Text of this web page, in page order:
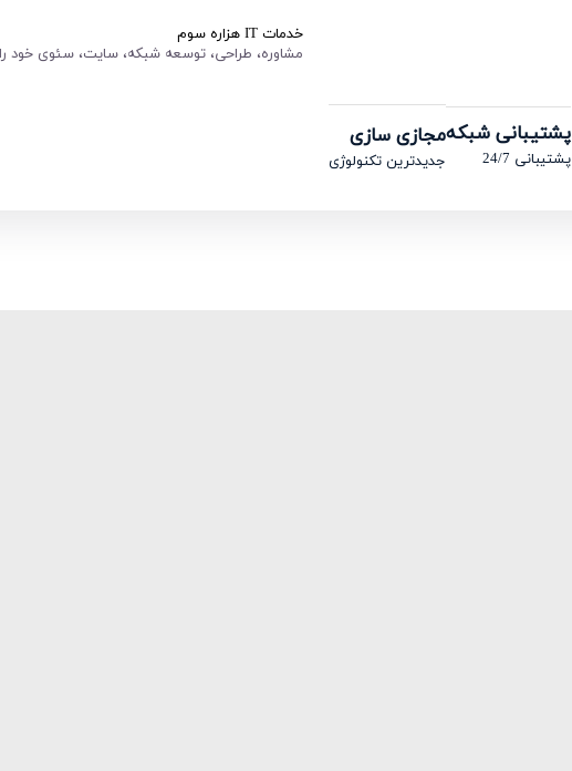
خدمات IT هزاره سوم
مشاوره، طراحی، توسعه شبکه، سایت، سئوی خود را
پشتیبانی شبکه
پشتیبانی 24/7
مجازی سازی
جدیدترین تکنولوژی